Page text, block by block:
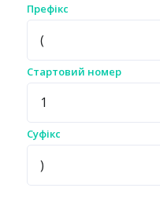
Префікс
Стартовий номер
Суфікс